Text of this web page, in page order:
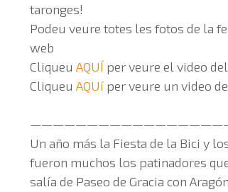
taronges!
Podeu veure totes les fotos de la
web
Cliqueu AQUÍ per veure el video
Cliqueu AQUí per veure un video
Un año más la Fiesta de la Bici y
fueron muchos los patinadores
salía de Paseo de Gracia con